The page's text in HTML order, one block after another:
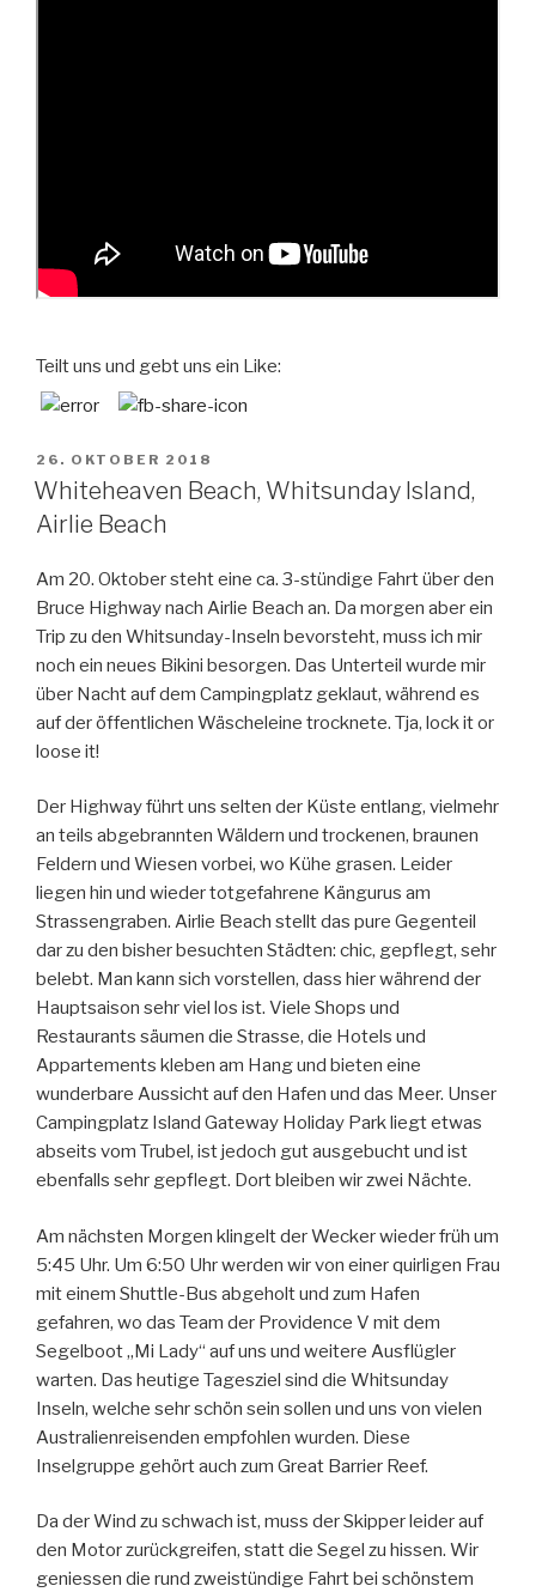
Teilt uns und gebt uns ein Like:
VERÖFFENTLICHT
AM
26. OKTOBER 2018
Whiteheaven Beach, Whitsunday Island,
Airlie Beach
Am 20. Oktober steht eine ca. 3-stündige Fahrt über den
Bruce Highway nach Airlie Beach an. Da morgen aber ein
Trip zu den Whitsunday-Inseln bevorsteht, muss ich mir
noch ein neues Bikini besorgen. Das Unterteil wurde mir
über Nacht auf dem Campingplatz geklaut, während es
auf der öffentlichen Wäscheleine trocknete. Tja, lock it or
loose it!
Der Highway führt uns selten der Küste entlang, vielmehr
an teils abgebrannten Wäldern und trockenen, braunen
Feldern und Wiesen vorbei, wo Kühe grasen. Leider
liegen hin und wieder totgefahrene Kängurus am
Strassengraben. Airlie Beach stellt das pure Gegenteil
dar zu den bisher besuchten Städten: chic, gepflegt, sehr
belebt. Man kann sich vorstellen, dass hier während der
Hauptsaison sehr viel los ist. Viele Shops und
Restaurants säumen die Strasse, die Hotels und
Appartements kleben am Hang und bieten eine
wunderbare Aussicht auf den Hafen und das Meer. Unser
Campingplatz Island Gateway Holiday Park liegt etwas
abseits vom Trubel, ist jedoch gut ausgebucht und ist
ebenfalls sehr gepflegt. Dort bleiben wir zwei Nächte.
Am nächsten Morgen klingelt der Wecker wieder früh um
5:45 Uhr. Um 6:50 Uhr werden wir von einer quirligen Frau
mit einem Shuttle-Bus abgeholt und zum Hafen
gefahren, wo das Team der Providence V mit dem
Segelboot „Mi Lady“ auf uns und weitere Ausflügler
warten. Das heutige Tagesziel sind die Whitsunday
Inseln, welche sehr schön sein sollen und uns von vielen
Australienreisenden empfohlen wurden. Diese
Inselgruppe gehört auch zum Great Barrier Reef.
Da der Wind zu schwach ist, muss der Skipper leider auf
den Motor zurückgreifen, statt die Segel zu hissen. Wir
geniessen die rund zweistündige Fahrt bei schönstem